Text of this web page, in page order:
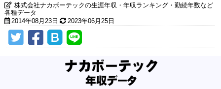
株式会社ナカボーテックの生涯年収・年収ランキング・勤続年数など
各種データ
2014年08月23日
2023年06月25日